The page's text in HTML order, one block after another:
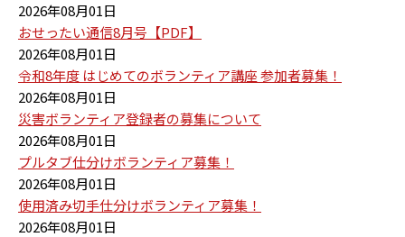
2026年08月01日
おせったい通信8月号【PDF】
2026年08月01日
令和8年度 はじめてのボランティア講座 参加者募集！
2026年08月01日
災害ボランティア登録者の募集について
2026年08月01日
プルタブ仕分けボランティア募集！
2026年08月01日
使用済み切手仕分けボランティア募集！
2026年08月01日